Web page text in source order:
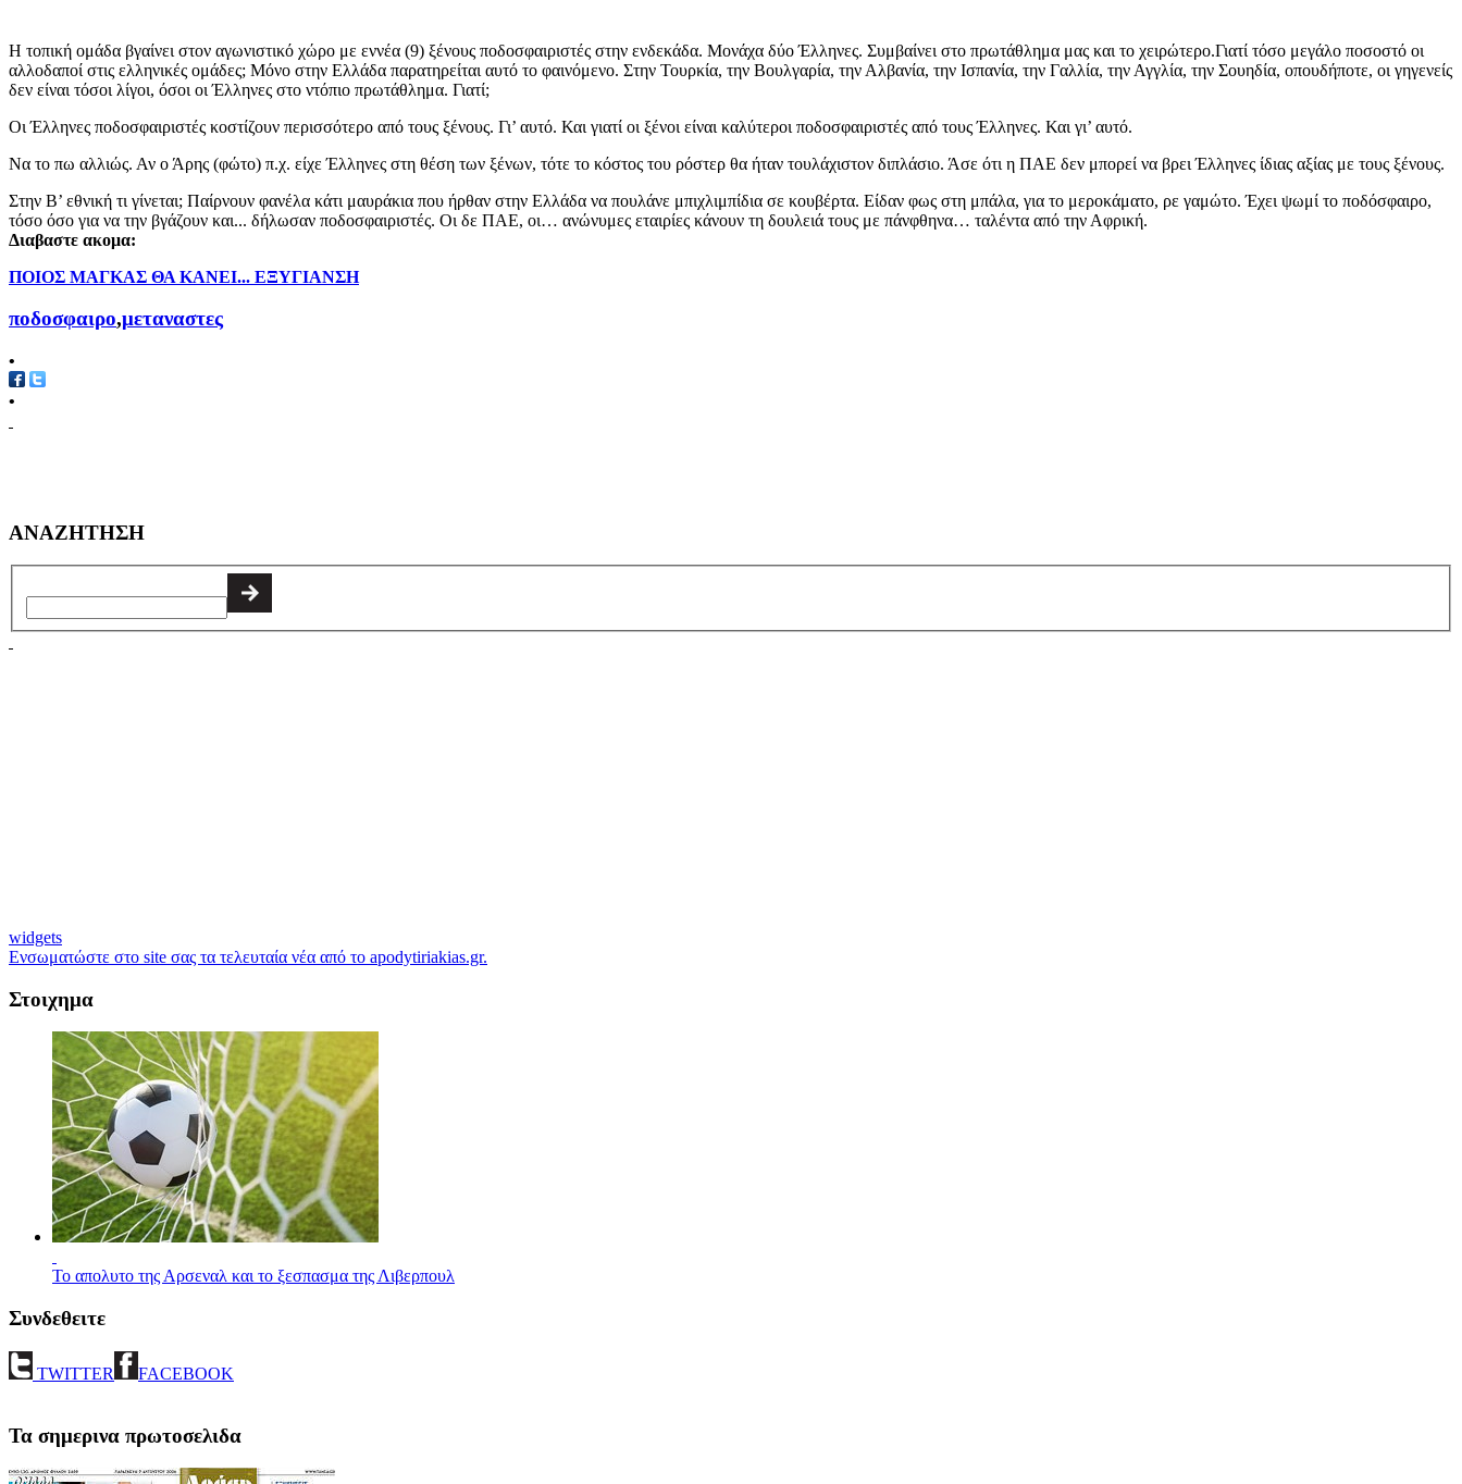
Η τοπική ομάδα βγαίνει στον αγωνιστικό χώρο με εννέα (9) ξένους ποδοσφαιριστές στην ενδεκάδα. Μονάχα δύο Έλληνες. Συμβαίνει στο πρωτάθλημα μας και το χειρώτερο.Γιατί τόσο μεγάλο ποσοστό οι
αλλοδαποί στις ελληνικές ομάδες; Μόνο στην Ελλάδα παρατηρείται αυτό το φαινόμενο. Στην Τουρκία, την Βουλγαρία, την Αλβανία, την Ισπανία, την Γαλλία, την Αγγλία, την Σουηδία, οπουδήποτε, οι γηγενείς
δεν είναι τόσοι λίγοι, όσοι οι Έλληνες στο ντόπιο πρωτάθλημα. Γιατί;
Οι Έλληνες ποδοσφαιριστές κοστίζουν περισσότερο από τους ξένους. Γι’ αυτό. Και γιατί οι ξένοι είναι καλύτεροι ποδοσφαιριστές από τους Έλληνες. Και γι’ αυτό.
Να το πω αλλιώς. Αν ο Άρης (φώτο) π.χ. είχε Έλληνες στη θέση των ξένων, τότε το κόστος του ρόστερ θα ήταν τουλάχιστον διπλάσιο. Άσε ότι η ΠΑΕ δεν μπορεί να βρει Έλληνες ίδιας αξίας με τους ξένους.
Στην Β’ εθνική τι γίνεται; Παίρνουν φανέλα κάτι μαυράκια που ήρθαν στην Ελλάδα να πουλάνε μπιχλιμπίδια σε κουβέρτα. Είδαν φως στη μπάλα, για το μεροκάματο, ρε γαμώτο. Έχει ψωμί το ποδόσφαιρο,
τόσο όσο για να την βγάζουν και... δήλωσαν ποδοσφαιριστές. Οι δε ΠΑΕ, οι… ανώνυμες εταιρίες κάνουν τη δουλειά τους με πάνφθηνα… ταλέντα από την Αφρική.
Διαβαστε ακομα:
ΠΟΙΟΣ ΜΑΓΚΑΣ ΘΑ ΚΑΝΕΙ... ΕΞΥΓΙΑΝΣΗ
ποδοσφαιρο,μεταναστες
•
•
ΑΝΑΖΗΤΗΣΗ
widgets
Ενσωματώστε στο site σας τα τελευταία νέα από το apodytiriakias.gr.
Στοιχημα
Το απολυτο της Αρσεναλ και το ξεσπασμα της Λιβερπουλ
Συνδεθειτε
TWITTER FACEBOOK
Τα σημερινα πρωτοσελιδα